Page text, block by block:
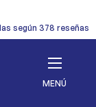
según 378 reseñas
MENÚ